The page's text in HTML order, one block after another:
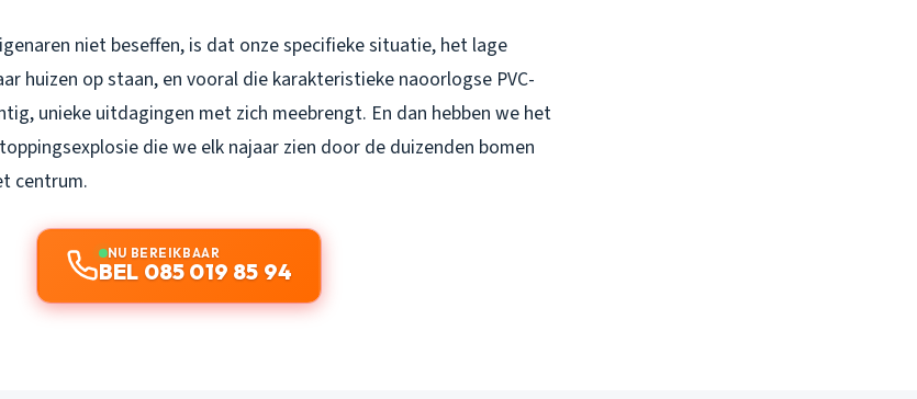
niet beseffen, is dat onze specifieke situatie, het lage
huizen op staan, en vooral die karakteristieke naoorlogse PVC-
unieke uitdagingen met zich meebrengt. En dan hebben we het
die we elk najaar zien door de duizenden bomen
centrum.
NU BEREIKBAAR
BEL 085 019 85 94